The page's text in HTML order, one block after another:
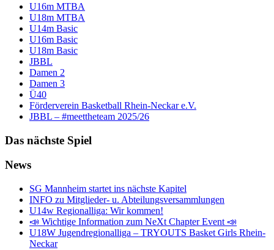
U16m MTBA
U18m MTBA
U14m Basic
U16m Basic
U18m Basic
JBBL
Damen 2
Damen 3
Ü40
Förderverein Basketball Rhein-Neckar e.V.
JBBL – #meettheteam 2025/26
Das nächste Spiel
News
SG Mannheim startet ins nächste Kapitel
INFO zu Mitglieder- u. Abteilungsversammlungen
U14w Regionalliga: Wir kommen!
📣 Wichtige Information zum NeXt Chapter Event 📣
U18W Jugendregionalliga – TRYOUTS Basket Girls Rhein-
Neckar